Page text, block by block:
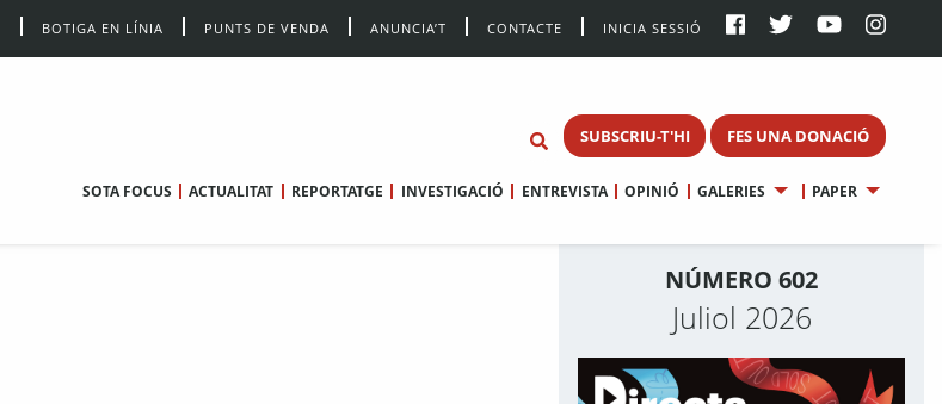
BOTIGA EN LÍNIA PUNTS DE VENDA ANUNCIA’T CONTACTE INICIA SESSIÓ
SUBSCRIU-T'HI FES UNA DONACIÓ
SOTA FOCUS ACTUALITAT REPORTATGE INVESTIGACIÓ ENTREVISTA OPINIÓ GALERIES PAPER
NÚMERO 602
Juliol 2026